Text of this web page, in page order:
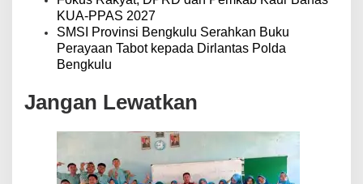
KUA-PPAS 2027
SMSI Provinsi Bengkulu Serahkan Buku
Perayaan Tabot kepada Dirlantas Polda
Bengkulu
Jangan Lewatkan